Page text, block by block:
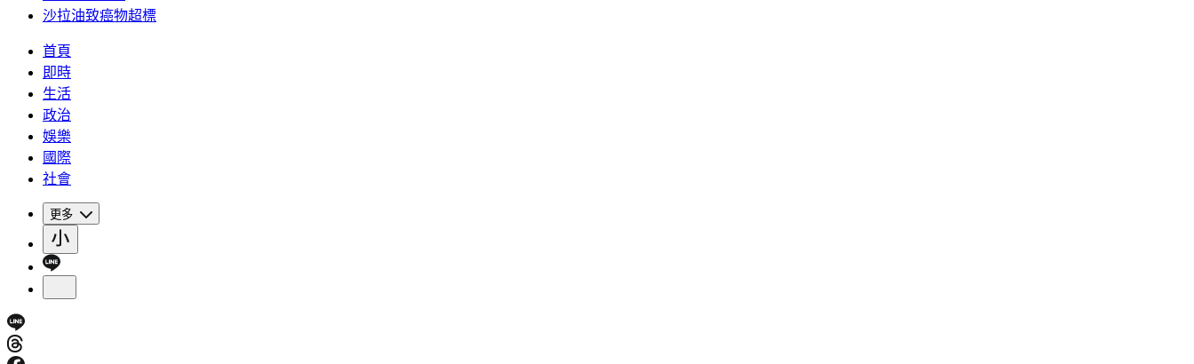
沙拉油致癌物超標
首頁
即時
生活
政治
娛樂
國際
社會
更多